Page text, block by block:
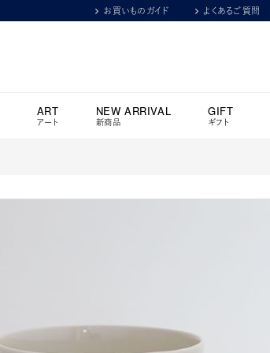
お買いものガイド よくあるご質問
ART
アート
NEW ARRIVAL
新商品
GIFT
ギフト